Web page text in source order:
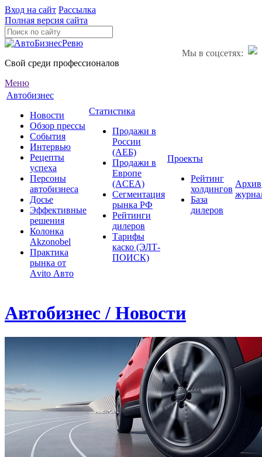
Вход на сайт Рассылка
Полная версия сайта
Мы в соцсетях:
Свой среди профессионалов
Меню
Автобизнес
Новости
Обзор прессы
События
Интервью
Рецепты
успеха
Персоны
автобизнеса
Досье
Эффективные
решения
Колонка
Akzonobel
Практика
рынка от
Аvito Авто
Статистика
Продажи в
России
(АЕБ)
Продажи в
Европе
(ACEA)
Сегментация
рынка РФ
Рейтинги
дилеров
Тарифы
каско (ЭЛТ-
ПОИСК)
Проекты
Рейтинг
холдингов
База
дилеров
Архив
Автобизнес / Новости